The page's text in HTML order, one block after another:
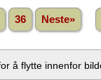
36 Neste»